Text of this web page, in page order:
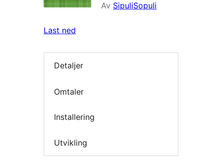
Av SipuliSopuli
Last ned
Detaljer
Omtaler
Installering
Utvikling